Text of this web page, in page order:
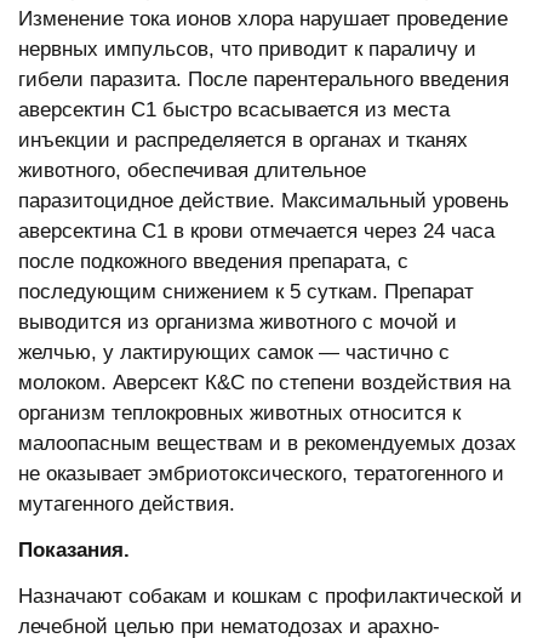
Изменение тока ионов хлора нарушает проведение
нервных импульсов, что приводит к параличу и
гибели паразита. После парентерального введения
аверсектин С1 быстро всасывается из места
инъекции и распределяется в органах и тканях
животного, обеспечивая длительное
паразитоцидное действие. Максимальный уровень
аверсектина С1 в крови отмечается через 24 часа
после подкожного введения препарата, с
последующим снижением к 5 суткам. Препарат
выводится из организма животного с мочой и
желчью, у лактирующих самок — частично с
молоком. Аверсект К&С по степени воздействия на
организм теплокровных животных относится к
малоопасным веществам и в рекомендуемых дозах
не оказывает эмбриотоксического, тератогенного и
мутагенного действия.
Показания.
Назначают собакам и кошкам с профилактической и
лечебной целью при нематодозах и арахно-